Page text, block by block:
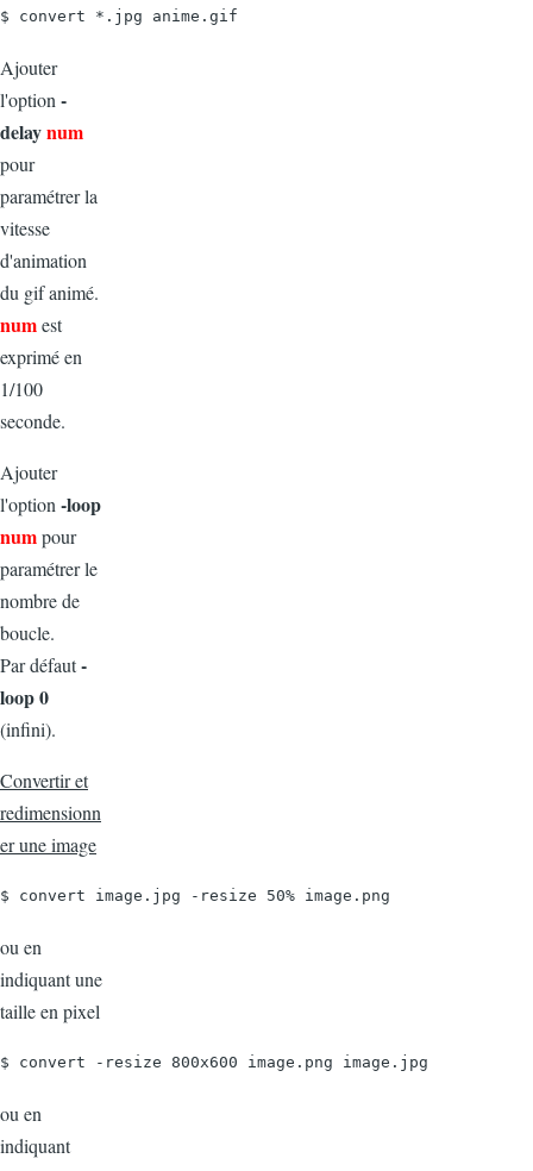
$ convert *.jpg anime.gif
Ajouter
l'option -
delaynum
pour
paramétrer la
vitesse
d'animation
du gif animé.
numest
exprimé en
1/100
seconde.
Ajouter
l'option -loop
numpour
paramétrer le
nombre de
boucle.
Par défaut-
loop 0
(infini).
Convertir et
redimensionn
er une image
$ convert image.jpg -resize 50% image.png
ou en
indiquant une
taille en pixel
$ convert -resize 800x600 image.png image.jpg
ou en
indiquant